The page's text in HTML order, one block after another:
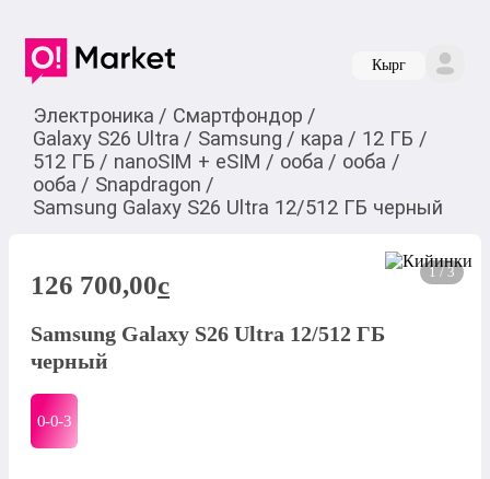
Кырг
Электроника / Смартфондор /
Galaxy S26 Ultra / Samsung / кара / 12 ГБ /
512 ГБ / nanoSIM + eSIM / ооба / ооба /
ооба / Snapdragon /
Samsung Galaxy S26 Ultra 12/512 ГБ черный
1 / 3
126 700,00c
Samsung Galaxy S26 Ultra 12/512 ГБ
черный
0-0-3